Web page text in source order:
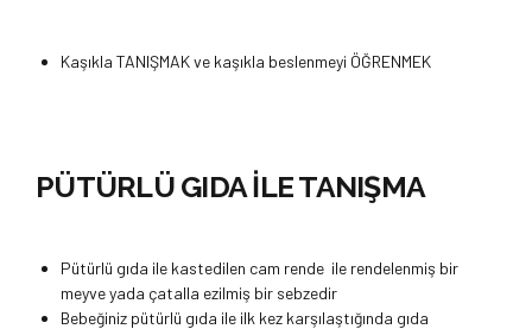
Kaşıkla TANIŞMAK ve kaşıkla beslenmeyi ÖĞRENMEK
PÜTÜRLÜ GIDA İLE TANIŞMA
Pütürlü gıda ile kastedilen cam rende ile rendelenmiş bir
meyve yada çatalla ezilmiş bir sebzedir
Bebeğiniz pütürlü gıda ile ilk kez karşılaştığında gıda